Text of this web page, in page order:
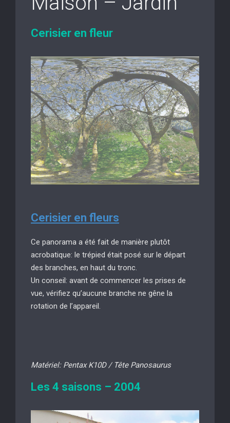
Cerisier en fleur
Cerisier en fleurs
Ce panorama a été fait de manière plutôt
acrobatique: le trépied était posé sur le départ
des branches, en haut du tronc.
Un conseil: avant de commencer les prises de
vue, vérifiez qu’aucune branche ne gêne la
rotation de l’appareil.
Matériel: Pentax K10D / Tête Panosaurus
Les 4 saisons – 2004